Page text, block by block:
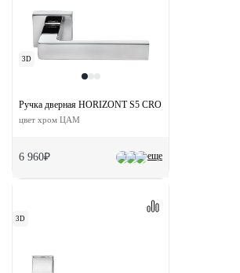
3D
еще
Ручка дверная HORIZONT S5 CRO раздельная на
цвет хром ЦАМ
6 960₽
3D